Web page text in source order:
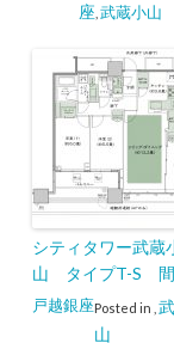
座 武蔵小山
シティタワー武蔵
山 タイプT-S 間
Posted in
戸越銀座
山